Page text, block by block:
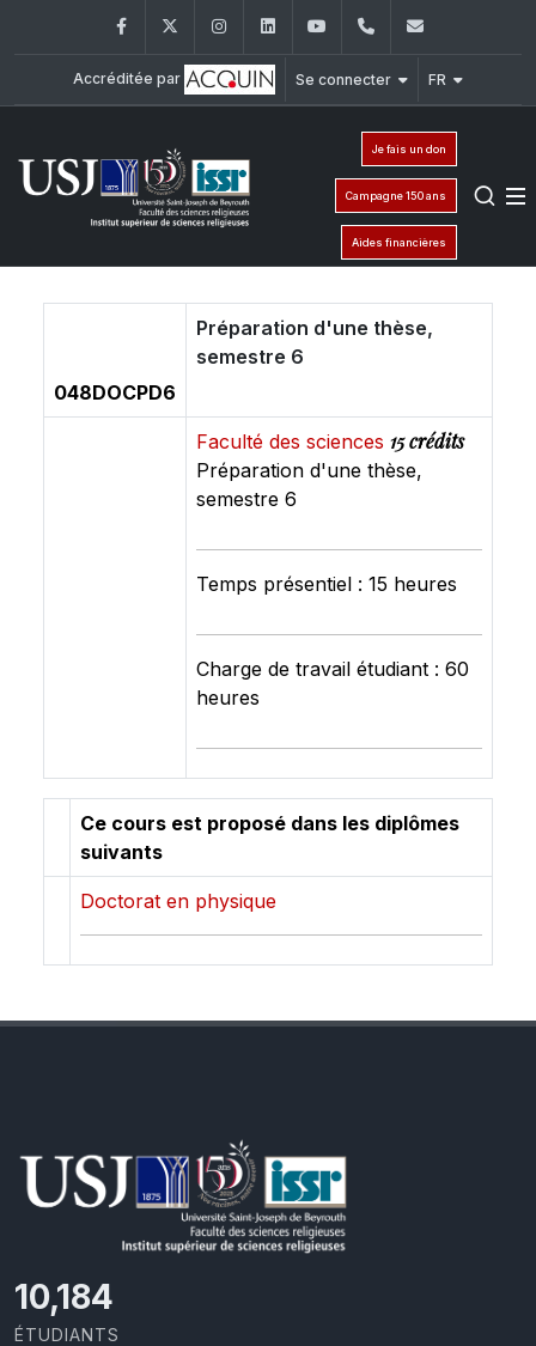
FacebookTwitter InstagramLinkedInYouTube+961 (1) 421 581
Accréditée par Se connecter FR
Je fais un don
Campagne 150 ans
Aides financières
048DOCPD6
Préparation d'une thèse,
semestre 6
Faculté des sciences 15 crédits
Préparation d'une thèse,
semestre 6
Temps présentiel : 15 heures
Charge de travail étudiant : 60
heures
Ce cours est proposé dans les diplômes
suivants
Doctorat en physique
10,801
ÉTUDIANTS